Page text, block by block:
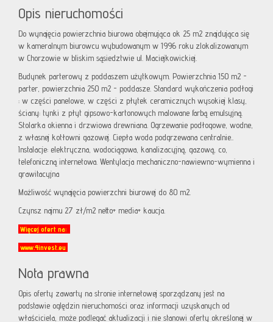
Opis nieruchomości
Do wynajęcia powierzchnia biurowa obejmująca ok 25 m2 znajdująca się
w kameralnym biurowcu wybudowanym w 1996 roku zlokalizowanym
w Chorzowie w bliskim sąsiedztwie ul. Maciejkowickiej.
Budynek parterowy z poddaszem użytkowym. Powierzchnia 150 m2 -
parter, powierzchnia 250 m2 - poddasze. Standard wykończenia podłogi
: w części panelowe, w części z płytek ceramicznych wysokiej klasy,
ściany: tynki z płyt gipsowo-kartonowych malowane farbą emulsyjną.
Stolarka okienna i drzwiowa drewniana. Ogrzewanie podłogowe, wodne,
z własnej kotłowni gazowej. Ciepła woda podgrzewana centralnie..
Instalacje: elektryczna, wodociągowa, kanalizacyjną, gazową, co,
telefoniczną internetowa. Wentylacja mechaniczno-nawiewno-wymienna i
grawitacyjna
Możliwość wynajęcia powierzchni biurowej do 80 m2.
Czynsz najmu 27 zł/m2 netto+ media+ kaucja.
Więcej ofert na:
www.4invest.eu
Nota prawna
Opis oferty zawarty na stronie internetowej sporządzany jest na
podstawie oględzin nieruchomości oraz informacji uzyskanych od
właściciela, może podlegać aktualizacji i nie stanowi oferty określonej w